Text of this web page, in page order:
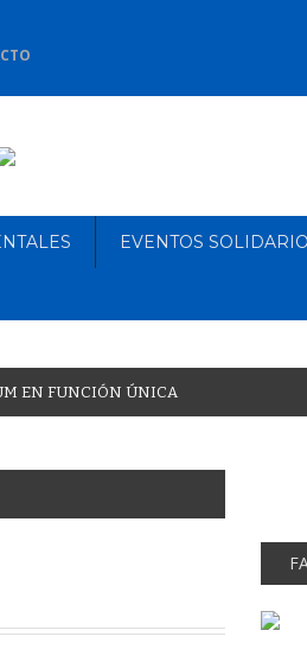
EVENTOS
M EN FUNCIÓN ÚNICA